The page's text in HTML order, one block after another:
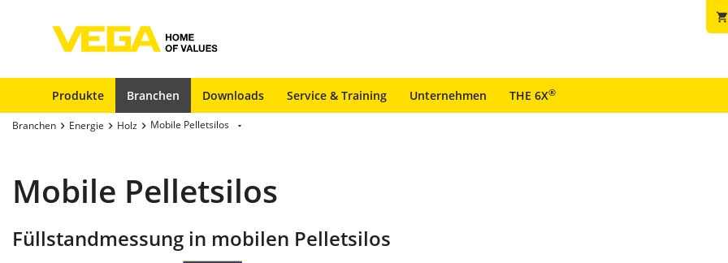
shopping_cart
Produkte Branchen Downloads Service & Training Unternehmen THE 6X®
Branchen Energie Holz Mobile Pelletsilos
Mobile Pelletsilos
Füllstandmessung in mobilen Pelletsilos